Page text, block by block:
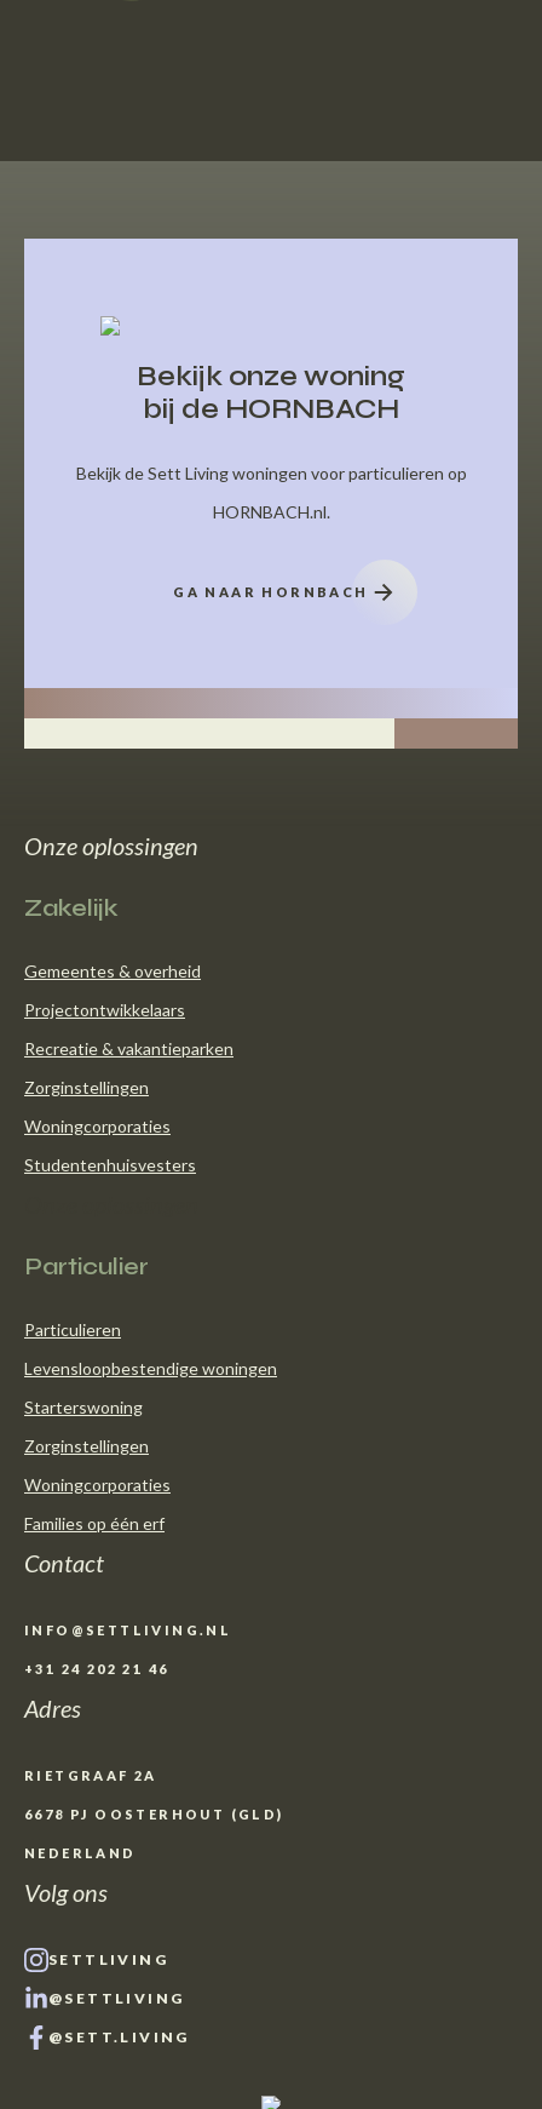
Bekijk onze woning
bij de HORNBACH
Bekijk de Sett Living woningen voor particulieren op
HORNBACH.nl.
GA NAAR HORNBACH
Onze oplossingen
Zakelijk
Gemeentes & overheid
Projectontwikkelaars
Recreatie & vakantieparken
Zorginstellingen
Woningcorporaties
Studentenhuisvesters
Particulier
Particulieren
Levensloopbestendige woningen
Starterswoning
Zorginstellingen
Woningcorporaties
Families op één erf
Contact
INFO@SETTLIVING.NL
+31 24 202 21 46
Adres
RIETGRAAF 2A
6678 PJ OOSTERHOUT (GLD)
NEDERLAND
Volg ons
SETTLIVING
@SETTLIVING
@SETT.LIVING